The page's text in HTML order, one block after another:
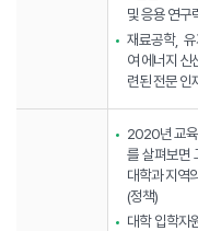
및 응용 연구
재료공학,
여 에너지 신
련된 전문 인
2020년 교육
를 살펴보면
대학과 지역
(정책)
대학 입학자